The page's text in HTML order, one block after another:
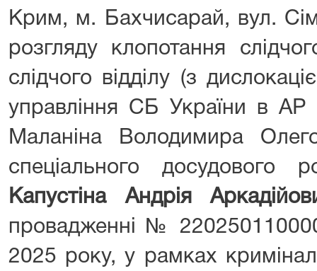
Крим, м. Бахчисарай, вул.
розгляду клопотання
слідчого відділу (з
управління СБ України в АР
Маланіна Володимира
спеціального досудового
Капустіна Андрія
провадженні №
2025 року, у рамках